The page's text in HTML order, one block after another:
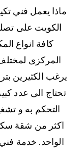
ماذا يعمل فني
الكويت على
كافة انواع
المركزى
يرغب الكثيرين
تحتاج الى عدد
التحكم به و
اكثر من شقة
الواحد. خدمة